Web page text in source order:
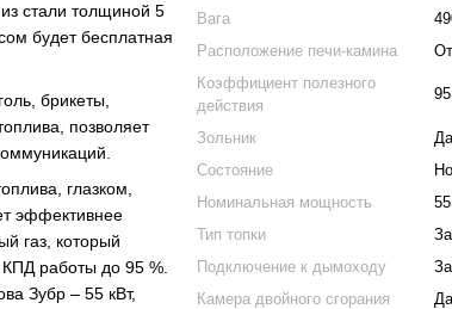
стали толщиной 5
будет бесплатная
брикеты,
позволяет
глазком,
эффективнее
газ, который
работы до 95 %.
Зубр – 55 кВт,
Вага
Расположение печи-камина
Коэффициент полезного
действия
Зольник
Да
Состояние
Номинальная мощность
Тип топки
Подключение к дымоходу
Камера двойного сгорания
Да